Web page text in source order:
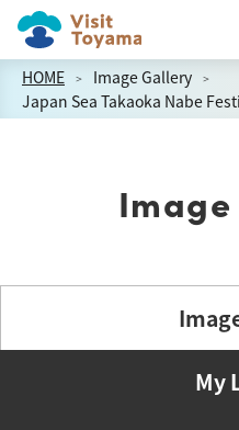
HOME
Image Gallery
Japan Sea Takaoka Nabe
My